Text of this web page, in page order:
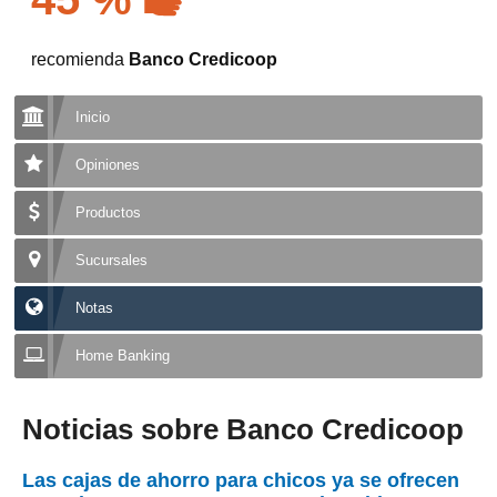
recomienda Banco Credicoop
Inicio
Opiniones
Productos
Sucursales
Notas
Home Banking
Noticias sobre Banco Credicoop
Las cajas de ahorro para chicos ya se ofrecen